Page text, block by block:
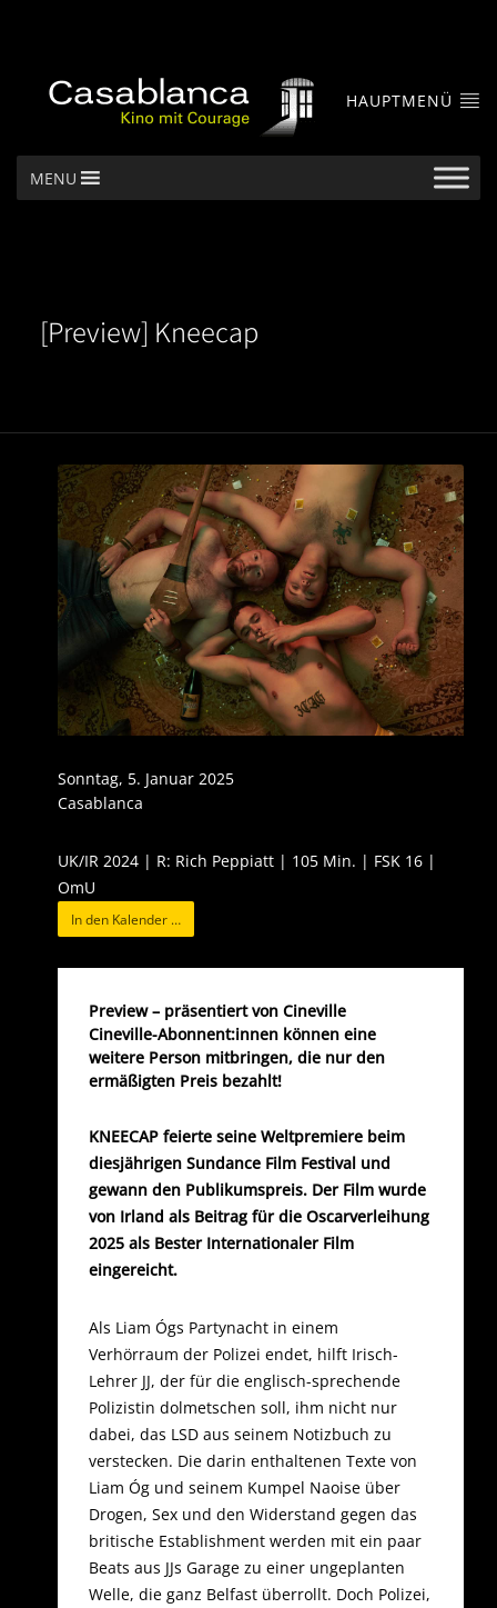
HAUPTMENÜ
MENU
[Preview] Kneecap
Preview – präsentiert von Cineville
Cineville-Abonnent:innen können eine
weitere Person mitbringen, die nur den
ermäßigten Preis bezahlt!
KNEECAP feierte seine Weltpremiere beim
diesjährigen Sundance Film Festival und
gewann den Publikumspreis. Der Film wurde
von Irland als Beitrag für die Oscarverleihung
2025 als Bester Internationaler Film
eingereicht.
Als Liam Ógs Partynacht in einem
Verhörraum der Polizei endet, hilft Irisch-
Lehrer JJ, der für die englisch-sprechende
Polizistin dolmetschen soll, ihm nicht nur
dabei, das LSD aus seinem Notizbuch zu
verstecken. Die darin enthaltenen Texte von
Liam Óg und seinem Kumpel Naoise über
Drogen, Sex und den Widerstand gegen das
britische Establishment werden mit ein paar
Beats aus JJs Garage zu einer ungeplanten
Welle, die ganz Belfast überrollt. Doch Polizei,
Sonntag, 5. Januar 2025
Casablanca
UK/IR 2024 | R: Rich Peppiatt | 105 Min. | FSK 16 |
OmU
In den Kalender …